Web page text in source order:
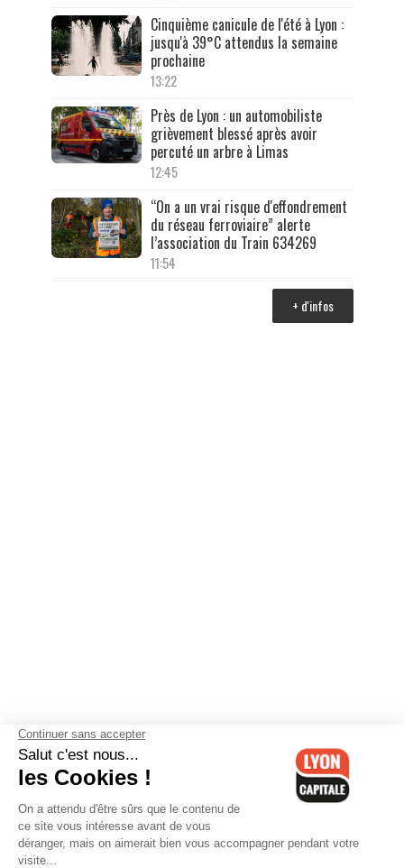
Cinquième canicule de l'été à Lyon :
jusqu'à 39°C attendus la semaine
prochaine
13:22
Près de Lyon : un automobiliste
grièvement blessé après avoir
percuté un arbre à Limas
12:45
“On a un vrai risque d'effondrement
du réseau ferroviaire” alerte
l’association du Train 634269
11:54
+ d'infos